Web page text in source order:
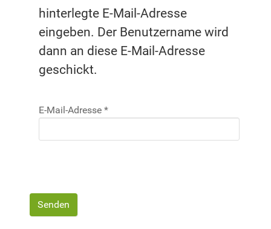
hinterlegte E-Mail-Adresse
eingeben. Der Benutzername wird
dann an diese E-Mail-Adresse
geschickt.
E-Mail-Adresse *
Senden